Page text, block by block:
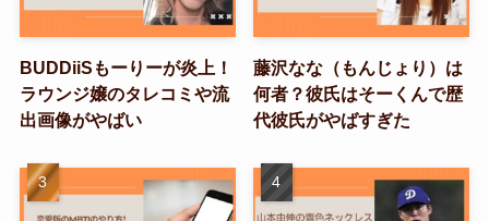
BUDDiiSもーりーが炎上！
ラウンジ嬢のタレコミや流
出画像がやばい
藤沢なな（もんじょり）は
何者？彼氏はそーくんで歴
代彼氏がやばすぎた